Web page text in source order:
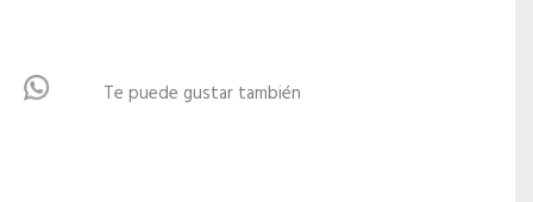
Te puede gustar también